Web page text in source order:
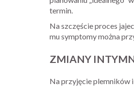
termin.
Na szczęście proces
mu symptomy można
ZMIANY
Na przyjęcie plemników i